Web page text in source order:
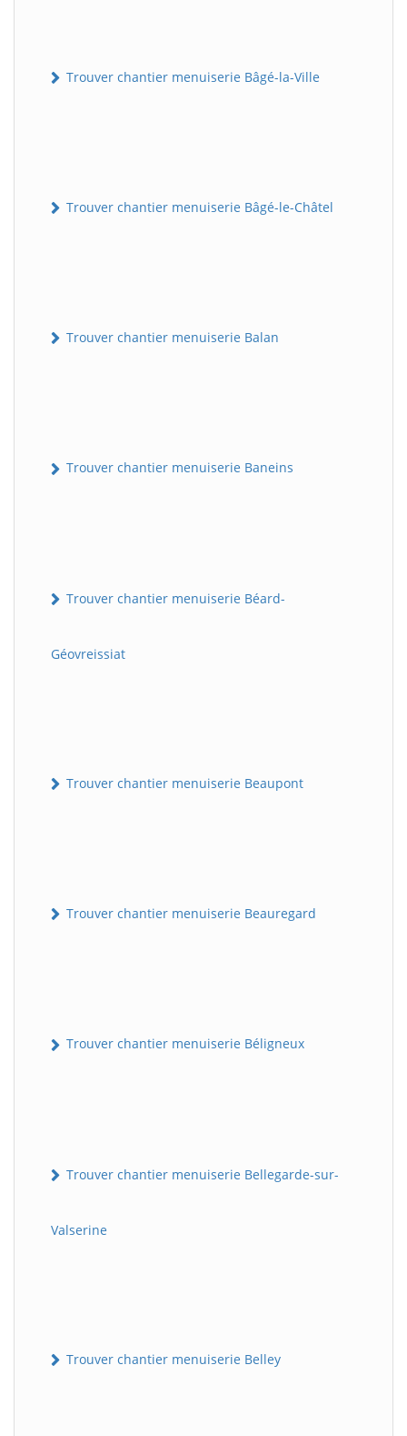
Trouver chantier menuiserie Bâgé-la-Ville
Trouver chantier menuiserie Bâgé-le-Châtel
Trouver chantier menuiserie Balan
Trouver chantier menuiserie Baneins
Trouver chantier menuiserie Béard-
Géovreissiat
Trouver chantier menuiserie Beaupont
Trouver chantier menuiserie Beauregard
Trouver chantier menuiserie Béligneux
Trouver chantier menuiserie Bellegarde-sur-
Valserine
Trouver chantier menuiserie Belley